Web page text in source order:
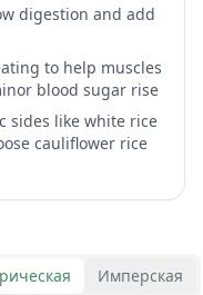
digestion and add
to help muscles
blood sugar rise
sides like white rice
cauliflower rice
Имперская